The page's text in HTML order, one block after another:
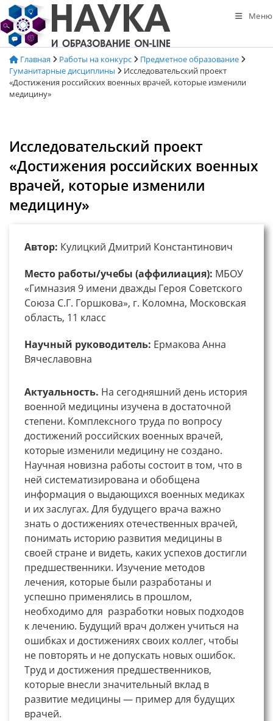
Перейти
к
содержимому
Меню
Главная Работы на конкурс
Предметное образование
Гуманитарные дисциплины
Исследовательский проект
«Достижения российских военных врачей, которые изменили
медицину»
Исследовательский проект
«Достижения российских военных
врачей, которые изменили
медицину»
Автор: Кулицкий Дмитрий Константинович
Место работы/учебы (аффилиация): МБОУ
«Гимназия 9 имени дважды Героя Советского
Союза С.Г. Горшкова», г. Коломна, Московская
область, 11 класс
Научный руководитель: Ермакова Анна
Вячеславовна
Актуальность. На сегодняшний день история
военной медицины изучена в достаточной
степени. Комплексного труда по вопросу
достижений российских военных врачей,
которые изменили медицину не создано.
Научная новизна работы состоит в том, что в
ней систематизирована и обобщена
информация о выдающихся военных медиках
и их заслугах. Для будущего врача важно
знать о достижениях отечественных врачей,
понимать историю развития медицины в
своей стране и видеть, каких успехов достигли
предшественники. Изучение методов
лечения, которые были разработаны и
успешно применялись в прошлом,
необходимо для разработки новых подходов
к лечению. Будущий врач должен учиться на
ошибках и достижениях своих коллег, чтобы
не повторять и не допускать новых ошибок.
Труд и достижения предшественников,
которые внесли значительный вклад в
развитие медицины — пример для будущих
врачей.